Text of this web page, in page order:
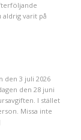
aldrig varit på
den 3 juli 2026
den 28 juni
I stället
Missa inte